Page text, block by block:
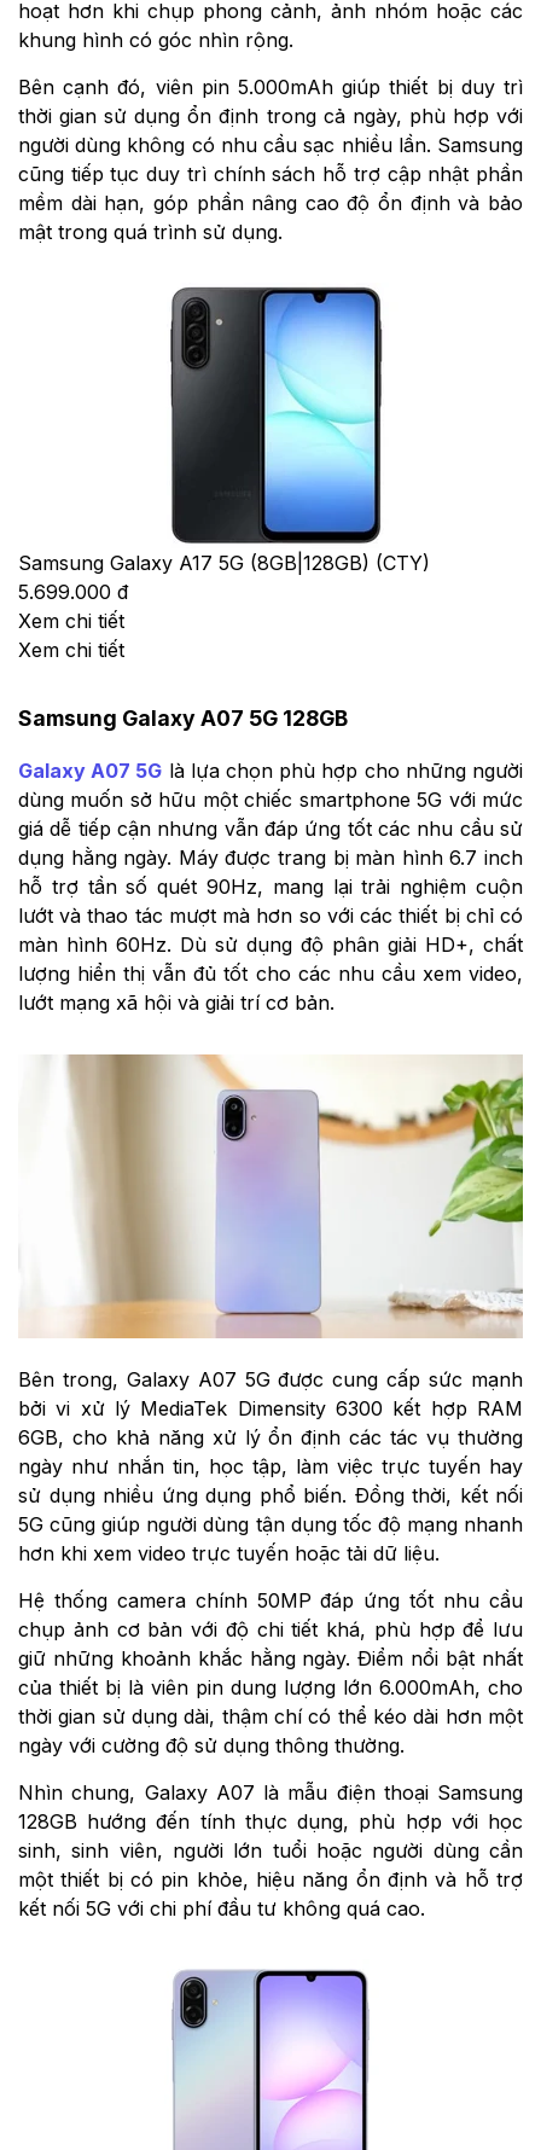
hoạt hơn khi chụp phong cảnh, ảnh nhóm hoặc các
khung hình có góc nhìn rộng.
Bên cạnh đó, viên pin 5.000mAh giúp thiết bị duy trì
thời gian sử dụng ổn định trong cả ngày, phù hợp với
người dùng không có nhu cầu sạc nhiều lần. Samsung
cũng tiếp tục duy trì chính sách hỗ trợ cập nhật phần
mềm dài hạn, góp phần nâng cao độ ổn định và bảo
mật trong quá trình sử dụng.
Samsung Galaxy A17 5G (8GB|128GB) (CTY)
5.699.000 đ
Xem chi tiết
Xem chi tiết
Samsung Galaxy A07 5G 128GB
Galaxy A07 5G là lựa chọn phù hợp cho những người
dùng muốn sở hữu một chiếc smartphone 5G với mức
giá dễ tiếp cận nhưng vẫn đáp ứng tốt các nhu cầu sử
dụng hằng ngày. Máy được trang bị màn hình 6.7 inch
hỗ trợ tần số quét 90Hz, mang lại trải nghiệm cuộn
lướt và thao tác mượt mà hơn so với các thiết bị chỉ có
màn hình 60Hz. Dù sử dụng độ phân giải HD+, chất
lượng hiển thị vẫn đủ tốt cho các nhu cầu xem video,
lướt mạng xã hội và giải trí cơ bản.
Bên trong, Galaxy A07 5G được cung cấp sức mạnh
bởi vi xử lý MediaTek Dimensity 6300 kết hợp RAM
6GB, cho khả năng xử lý ổn định các tác vụ thường
ngày như nhắn tin, học tập, làm việc trực tuyến hay
sử dụng nhiều ứng dụng phổ biến. Đồng thời, kết nối
5G cũng giúp người dùng tận dụng tốc độ mạng nhanh
hơn khi xem video trực tuyến hoặc tải dữ liệu.
Hệ thống camera chính 50MP đáp ứng tốt nhu cầu
chụp ảnh cơ bản với độ chi tiết khá, phù hợp để lưu
giữ những khoảnh khắc hằng ngày. Điểm nổi bật nhất
của thiết bị là viên pin dung lượng lớn 6.000mAh, cho
thời gian sử dụng dài, thậm chí có thể kéo dài hơn một
ngày với cường độ sử dụng thông thường.
Nhìn chung, Galaxy A07 là mẫu điện thoại Samsung
128GB hướng đến tính thực dụng, phù hợp với học
sinh, sinh viên, người lớn tuổi hoặc người dùng cần
một thiết bị có pin khỏe, hiệu năng ổn định và hỗ trợ
kết nối 5G với chi phí đầu tư không quá cao.